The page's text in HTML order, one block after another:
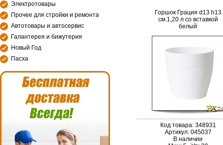
Электротовары
Прочее для стройки и ремонта
Автотовары и автосервис
Галантерея и бижутерия
Новый Год
Пасха
Горшок Грация d13 h13
см.1,20 л со вставкой
белый
Код товара: 348931
Артикул: 045037
В наличии